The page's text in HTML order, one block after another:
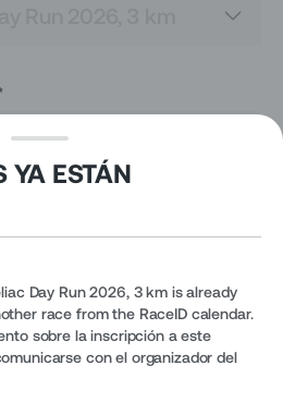
YA ESTÁN
Day Run 2026, 3 km is already
race from the RaceID calendar.
sobre la inscripción a este
con el organizador del